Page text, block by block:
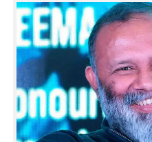
SPIRITUAL
INFO+
ART